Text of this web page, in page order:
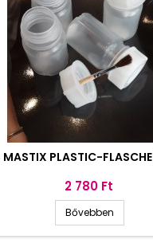
MASTIX PLASTIC-
Ár
2 780 Ft
Bővebben